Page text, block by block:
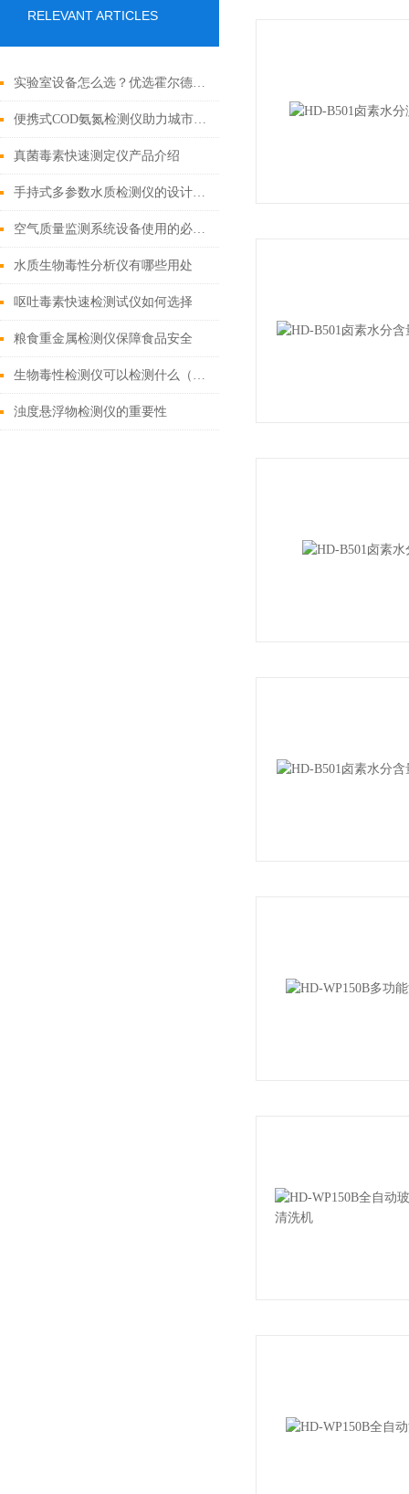
RELEVANT ARTICLES
实验室设备怎么选？优选霍尔德电子自动凯氏定氮仪，智能检测更省心
便携式COD氨氮检测仪助力城市水质保护「霍尔德仪器推荐」
真菌毒素快速测定仪产品介绍
手持式多参数水质检测仪的设计与应用
空气质量监测系统设备使用的必要性
水质生物毒性分析仪有哪些用处
呕吐毒素快速检测试仪如何选择
粮食重金属检测仪保障食品安全
生物毒性检测仪可以检测什么（市场上好用的生物毒性检测仪）
浊度悬浮物检测仪的重要性